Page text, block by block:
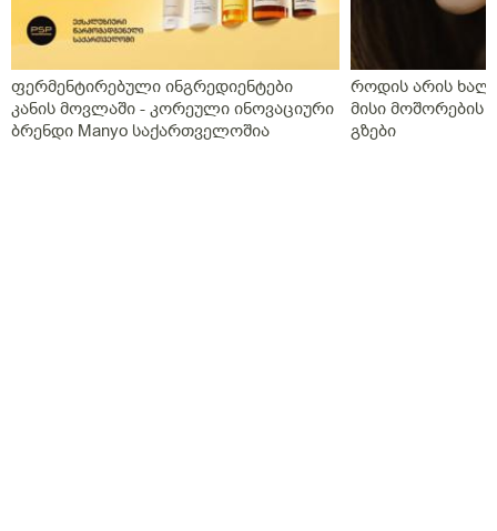
ფერმენტირებული ინგრედიენტები
კანის მოვლაში - კორეული ინოვაციური
ბრენდი Manyo საქართველოშია
როდის არის
მისი მოშორების
გზები